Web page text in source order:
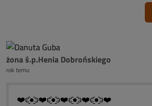
żona ś.p.Henia Dobrońskiego
rok temu
❤️ͼ̮̑●̮̑ͽ❤️ͼ̮̑●̮̑ͽ❤️ͼ̮̑●̮̑ͽ❤️ͼ̮̑●̮̑ͽ❤️